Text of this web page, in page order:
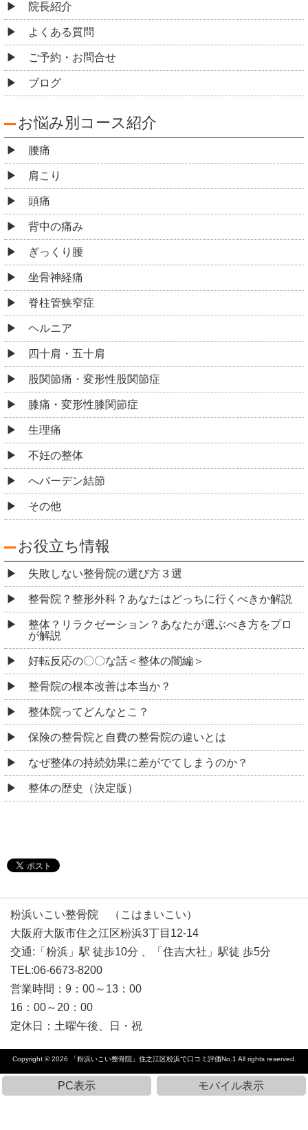
院長紹介
よくある質問
ご予約・お問合せ
ブログ
お悩み別コース紹介
腰痛
肩こり
頭痛
背中の痛み
ぎっくり腰
坐骨神経痛
脊柱管狭窄症
ヘルニア
四十肩・五十肩
股関節痛・変形性股関節症
膝痛・変形性膝関節症
生理痛
不妊の整体
へバーデン結節
その他
お役立ち情報
失敗しない整骨院の選び方３選
整骨院？整形外科？あなたはどっちに行くべきか解説
整体？リラクゼーション？あなたが選ぶべき方をプロ
が解説
好転反応の〇〇な話＜整体の闇編＞
整骨院の根本改善は本当か？
整体院ってどんなとこ？
保険の整骨院と自費の整骨院の違いとは
なぜ整体の持続効果に差がでてしまうのか？
整体の歴史（決定版）
粉浜いこい整骨院 （こはまいこい）
大阪府大阪市住之江区粉浜3丁目12-14
交通:「粉浜」駅 徒歩10分 、「住吉大社」駅徒 歩5分
TEL:06-6673-8200
営業時間：9：00～13：00
16：00～20：00
定休日：土曜午後、日・祝
Copyright © 2026 「粉浜いこい整骨院」住之江区粉浜で口コミ評価No.1 All rights reserved.
PC表示 モバイル表示